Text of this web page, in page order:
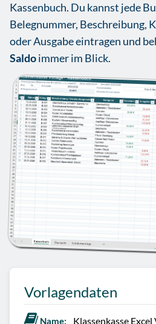
Kassenbuch. Du kannst jede
Belegnummer, Beschreibung,
oder Ausgabe eintragen und
Saldoimmer im Blick.
Vorlagendaten
Name: Klassenkasse